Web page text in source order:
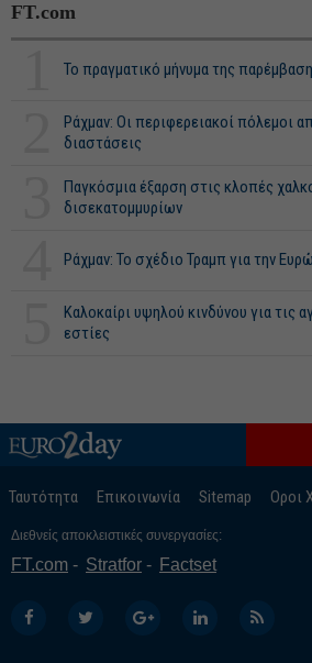
FT.com
Το πραγματικό μήνυμα της
Ράχμαν: Οι περιφερειακοί πόλεμοι
διαστάσεις
Παγκόσμια έξαρση στις κλοπές
δισεκατομμυρίων
Ράχμαν: Το σχέδιο Τραμπ για την
Καλοκαίρι υψηλού κινδύνου για τις
εστίες
Ταυτότητα Επικοινωνία Sitemap Οροι
Διεθνείς αποκλειστικές συνεργασίες:
FT.com Stratfor Factset